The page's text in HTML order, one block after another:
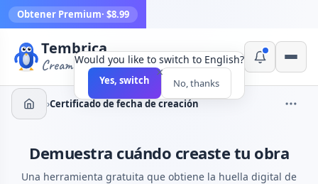
Obtener Premium· $8.99
Tembrica
Creamos herramientas
›Certificado de fecha de creación
Demuestra cuándo creaste tu obra
Una herramienta gratuita que obtiene la huella digital de
×
Would you like to switch to English?
Yes, switch No, thanks